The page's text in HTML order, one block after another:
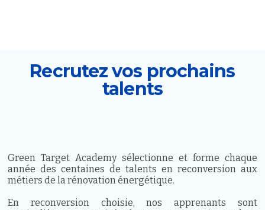
Recrutez vos prochains
talents
Green Target Academy sélectionne et forme chaque
année des centaines de talents en reconversion aux
métiers de la rénovation énergétique.
En reconversion choisie, nos apprenants sont